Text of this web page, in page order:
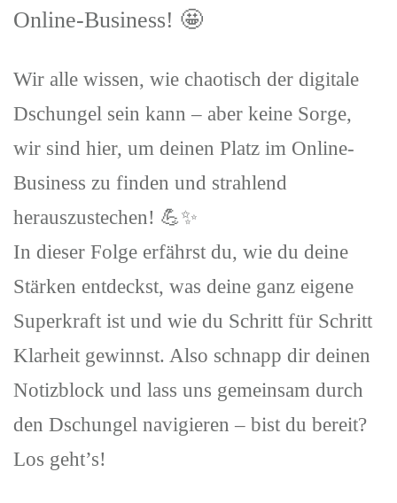
Online-Business! 🤩
Wir alle wissen, wie chaotisch der digitale
Dschungel sein kann – aber keine Sorge,
wir sind hier, um deinen Platz im Online-
Business zu finden und strahlend
herauszustechen! 💪✨
In dieser Folge erfährst du, wie du deine
Stärken entdeckst, was deine ganz eigene
Superkraft ist und wie du Schritt für Schritt
Klarheit gewinnst. Also schnapp dir deinen
Notizblock und lass uns gemeinsam durch
den Dschungel navigieren – bist du bereit?
Los geht’s!